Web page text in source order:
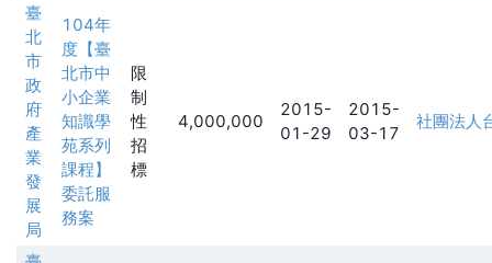
臺
北
市
政
府
產
業
發
展
局
104年
度【臺
北市中
小企業
知識學
苑系列
課程】
委託服
務案
限
制
性
招
標
4,000,000
2015-
01-29
2015-
03-17
社團法人